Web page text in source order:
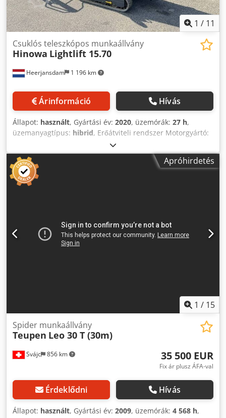
1 / 11
Heerjansdam 1 196 km
Csuklós teleszkópos munkaállvány
Hinowa Lightlift 15.70
Árinformáció Hívás
Állapot: használt, Gyártási év: 2020, üzemórák: 27 h,
üzemanyagtípus: hibrid, Erőátviteli rendszer Motorgyártó:
Kubota Tömegek Üres tömeg: 1900 kg Funkcionális
jellemzők Dsdpfx Aaezrrx Hjmock Osztály: teleszkópos
Emelési kapacitás: 230 kg Maximális munkamagasság:
1500 cm CE jelölés: igen Előzmények Tulajdonosok száma:
1 Állapot Általános állapot: átlagos Műszaki állapot: átlagos
Maximális karkitérés (fok): 360 Maximális munkakosár
kitérés (fok): 180 Legutóbbi ellenőrzés: 2026-08-04 Gyártási
ország: IT További információk További információkért
Apróhirdetés
1 / 15
Svájc 856 km
Spider munkaállvány
Teupen Leo 30 T (30m)
35 500 EUR
Fix ár plusz ÁFA-val
Érdeklődni Hívás
Állapot: használt, Gyártási év: 2009, üzemórák: 4 568 h,